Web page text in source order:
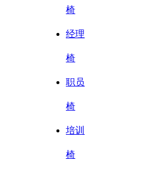
椅
经理
椅
职员
椅
培训
椅